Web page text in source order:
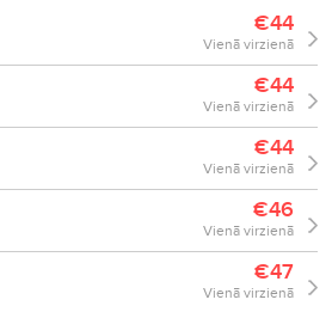
€44
Vienā virzienā
€44
Vienā virzienā
€44
Vienā virzienā
€46
Vienā virzienā
€47
Vienā virzienā